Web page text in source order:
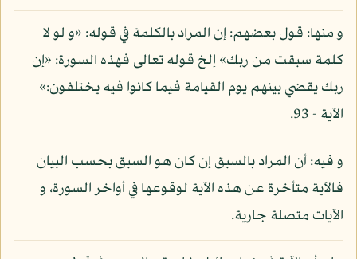
و منها: قول بعضهم: إن المراد بالكلمة في قوله: «و لو لا
كلمة سبقت من ربك» إلخ قوله تعالى فهذه السورة: «إن
ربك يقضي بينهم يوم القيامة فيما كانوا فيه يختلفون:»
الآية - 93.
و فيه: أن المراد بالسبق إن كان هو السبق بحسب البيان
فالآية متأخرة عن هذه الآية لوقوعها في أواخر السورة، و
الآيات متصلة جارية.